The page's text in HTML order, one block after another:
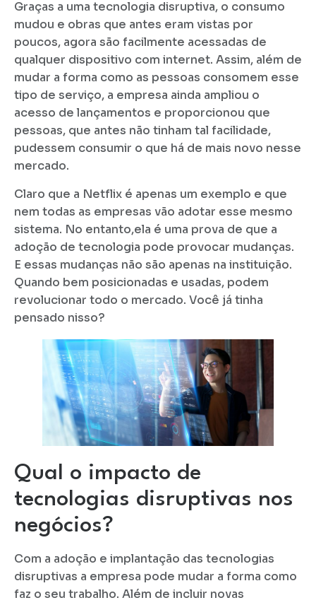
Graças a uma tecnologia disruptiva, o consumo
mudou e obras que antes eram vistas por
poucos, agora são facilmente acessadas de
qualquer dispositivo com internet. Assim, além de
mudar a forma como as pessoas consomem esse
tipo de serviço, a empresa ainda ampliou o
acesso de lançamentos e proporcionou que
pessoas, que antes não tinham tal facilidade,
pudessem consumir o que há de mais novo nesse
mercado.
Claro que a Netflix é apenas um exemplo e que
nem todas as empresas vão adotar esse mesmo
sistema. No entanto,ela é uma prova de que a
adoção de tecnologia pode provocar mudanças.
E essas mudanças não são apenas na instituição.
Quando bem posicionadas e usadas, podem
revolucionar todo o mercado. Você já tinha
pensado nisso?
Qual o impacto de
tecnologias disruptivas nos
negócios?
Com a adoção e implantação das tecnologias
disruptivas a empresa pode mudar a forma como
faz o seu trabalho. Além de incluir novas